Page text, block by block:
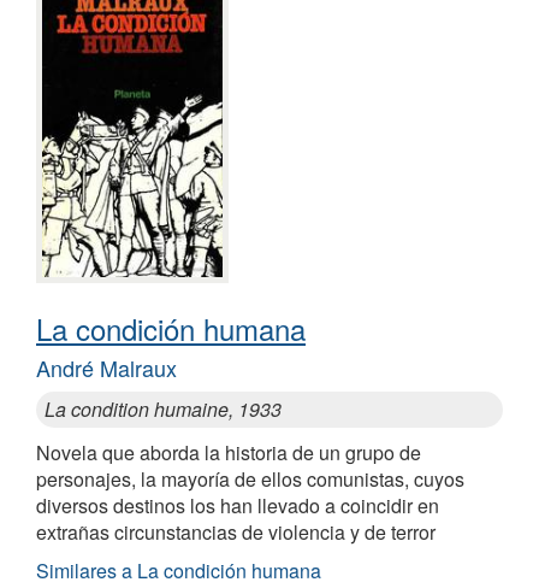
La condición humana
André Malraux
La condition humaine, 1933
Novela que aborda la historia de un grupo de
personajes, la mayoría de ellos comunistas, cuyos
diversos destinos los han llevado a coincidir en
extrañas circunstancias de violencia y de terror
Similares a La condición humana